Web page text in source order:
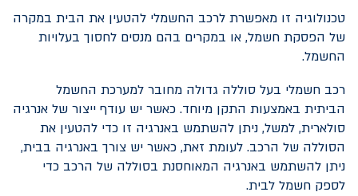
טכנולוגיה זו מאפשרת לרכב החשמלי להטעין את הבית במקרה
של הפסקת חשמל, או במקרים בהם מנסים לחסוך בעלויות
החשמל.
רכב חשמלי בעל סוללה גדולה מחובר למערכת החשמל
הביתית באמצעות התקן מיוחד. כאשר יש עודף ייצור של אנרגיה
סולארית, למשל, ניתן להשתמש באנרגיה זו כדי להטעין את
הסוללה של הרכב. לעומת זאת, כאשר יש צורך באנרגיה בבית,
ניתן להשתמש באנרגיה המאוחסנת בסוללה של הרכב כדי
לספק חשמל לבית.